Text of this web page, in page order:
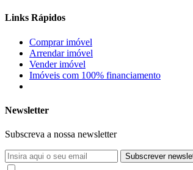
Links Rápidos
Comprar imóvel
Arrendar imóvel
Vender imóvel
Imóveis com 100% financiamento
Newsletter
Subscreva a nossa newsletter
Subscrever